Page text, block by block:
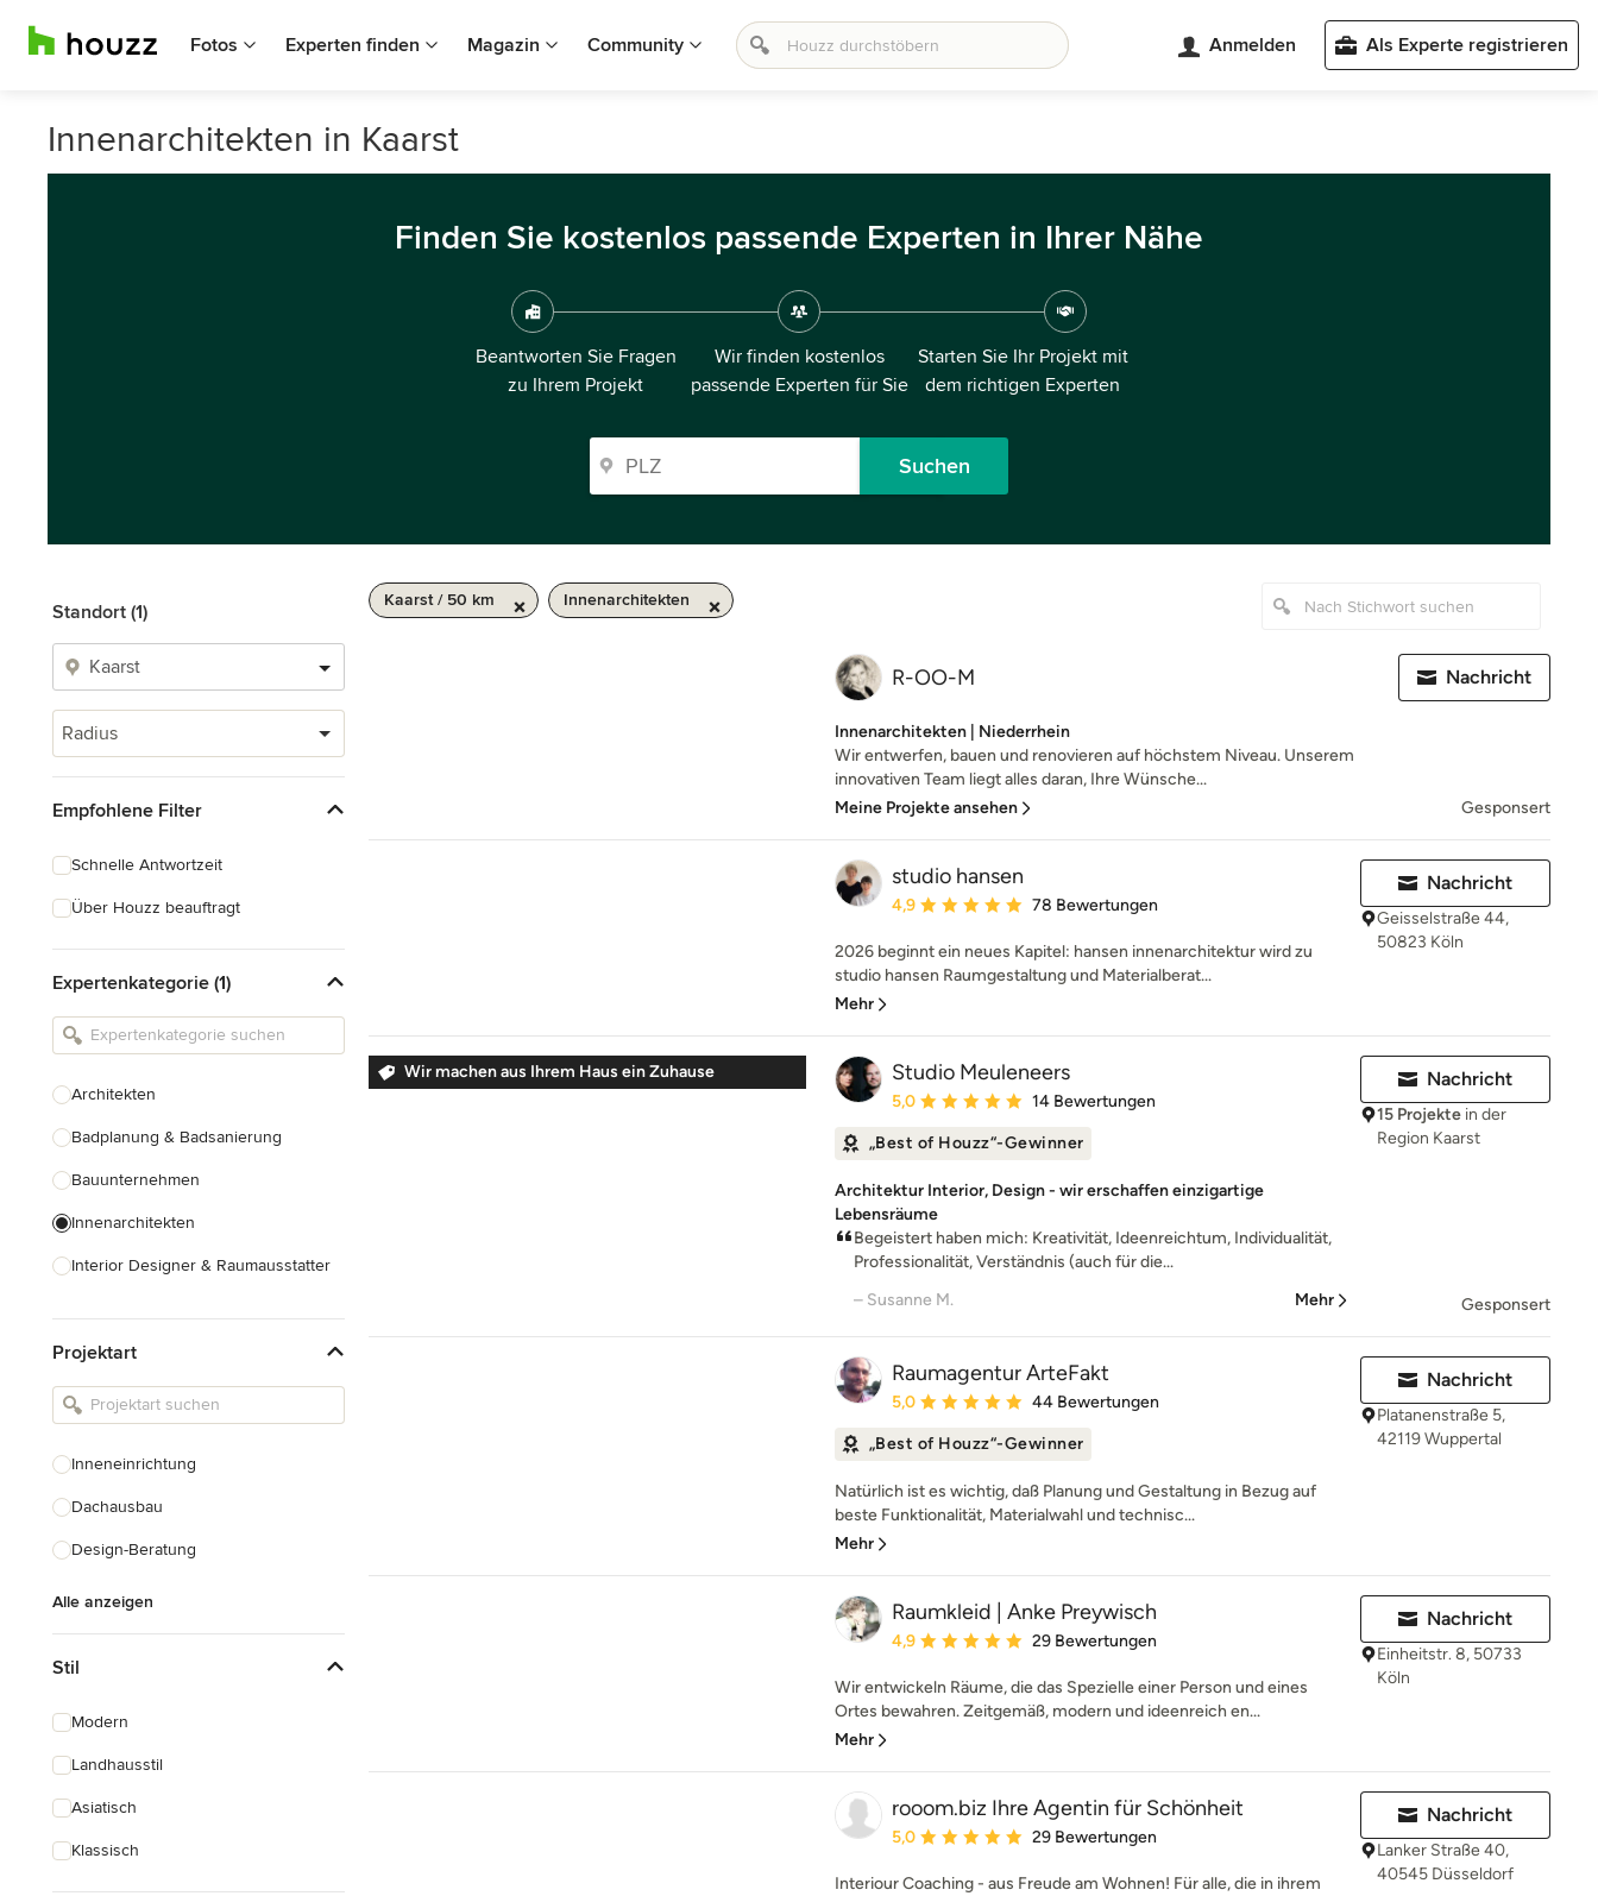
Fotos Experten finden Magazin Community Anmelden Als Experte registrieren
Innenarchitekten in Kaarst
Finden Sie kostenlos passende Experten in Ihrer Nähe
Beantworten Sie Fragen
zu Ihrem Projekt
Wir finden kostenlos
passende Experten für Sie
Starten Sie Ihr Projekt mit
dem richtigen Experten
Suchen
Standort (1)
Radius
Empfohlene Filter
Schnelle Antwortzeit
Über Houzz beauftragt
Expertenkategorie (1)
Architekten
Badplanung & Badsanierung
Bauunternehmen
Innenarchitekten
Interior Designer & Raumausstatter
Landschaftsarchitekten
Armaturen & Sanitärbedarf
Einbauschränke
Projektart
Inneneinrichtung
Dachausbau
Design-Beratung
Alle anzeigen
Stil
Modern
Landhausstil
Asiatisch
Klassisch
Kaarst / 50 km Innenarchitekten
R-OO-M
Innenarchitekten | Niederrhein
Wir entwerfen, bauen und renovieren auf höchstem Niveau. Unserem
innovativen Team liegt alles daran, Ihre Wünsche...
Meine Projekte ansehen
Nachricht
Gesponsert
studio hansen
Durchschnittliche Bewertung: 4.9 von 5 Sternen
4,9 78 Bewertungen
2026 beginnt ein neues Kapitel: hansen innenarchitektur wird zu
studio hansen Raumgestaltung und Materialberat...
Mehr
Nachricht
Geisselstraße 44,
50823 Köln
Wir machen aus Ihrem Haus ein Zuhause Studio Meuleneers
Durchschnittliche Bewertung: 5 von 5 Sternen
5,0 14 Bewertungen
„Best of Houzz“-Gewinner
Architektur Interior, Design - wir erschaffen einzigartige
Lebensräume
Begeistert haben mich: Kreativität, Ideenreichtum, Individualität,
Professionalität, Verständnis (auch für die...
– Susanne M.
Mehr
Nachricht
15 Projekte in der
Region Kaarst
Gesponsert
Raumagentur ArteFakt
Durchschnittliche Bewertung: 5 von 5 Sternen
5,0 44 Bewertungen
„Best of Houzz“-Gewinner
Natürlich ist es wichtig, daß Planung und Gestaltung in Bezug auf
beste Funktionalität, Materialwahl und technisc...
Mehr
Nachricht
Platanenstraße 5,
42119 Wuppertal
Raumkleid | Anke Preywisch
Durchschnittliche Bewertung: 4.9 von 5 Sternen
4,9 29 Bewertungen
Wir entwickeln Räume, die das Spezielle einer Person und eines
Ortes bewahren. Zeitgemäß, modern und ideenreich en...
Mehr
Nachricht
Einheitstr. 8, 50733
Köln
rooom.biz Ihre Agentin für Schönheit
Durchschnittliche Bewertung: 5 von 5 Sternen
5,0 29 Bewertungen
Interiour Coaching - aus Freude am Wohnen! Für alle, die in ihrem
Nachricht
Lanker Straße 40,
40545 Düsseldorf